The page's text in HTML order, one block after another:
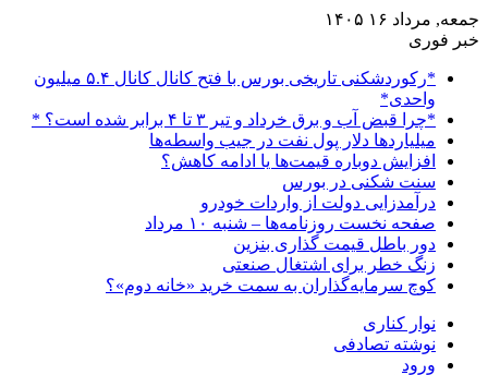
جمعه, مرداد ۱۶ ۱۴۰۵
خبر فوری
*رکوردشکنی تاریخی بورس با فتح کانال کانال ۵.۴ میلیون
واحدی*
*چرا قبض آب و برق خرداد و تیر ۳ تا ۴ برابر شده است؟ *
میلیاردها دلار پول نفت در جیب واسطه‌ها
افزایش دوباره قیمت‌ها یا ادامه کاهش؟
سنت شکنی در بورس
درآمدزایی دولت از واردات خودرو
صفحه نخست روزنامه‌ها – شنبه ۱۰ مرداد
دور باطل قیمت گذاری بنزین
زنگ خطر برای اشتغال صنعتی
کوچ سرمایه‌گذاران به سمت خرید «خانه دوم»؟
نوار کناری
نوشته تصادفی
ورود